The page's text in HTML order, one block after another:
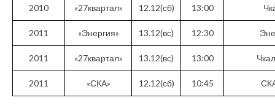
2010 «27квартал» 12.12(сб) 13:00
2011 «Энергия» 13.12(вс) 12:30
2011 «27квартал» 13.12(вс) 13:00
2011 «СКА» 12.12(сб) 10:45